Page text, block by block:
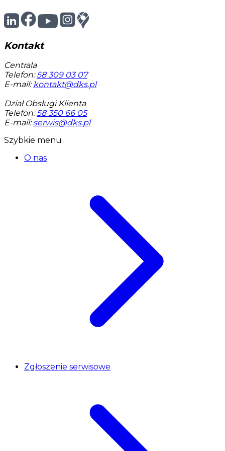
Kontakt
Centrala
Telefon: 58 309 03 07
E-mail: kontakt@dks.pl
Dział Obsługi Klienta
Telefon: 58 350 66 05
E-mail: serwis@dks.pl
Szybkie menu
O nas
Zgłoszenie serwisowe